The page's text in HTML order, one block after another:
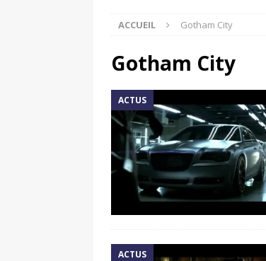
[ 12 juillet 2025 ]
[ 6 juillet 2025 ]
[ 17 juin 2025 ]
[ 11 avril 2020 ]
ACCUEIL Gotham City
Gotham City
ACTUS
ACTUS